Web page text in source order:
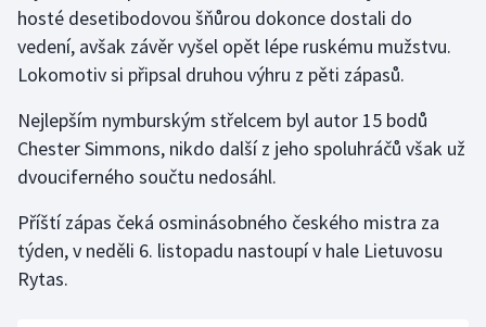
Futsal
Golf
Gymnastika
Házená
Jezdectví
Judo
hosté desetibodovou šňůrou dokonce dostali do
vedení, avšak závěr vyšel opět lépe ruskému mužstvu.
Lokomotiv si připsal druhou výhru z pěti zápasů.
Nejlepším nymburským střelcem byl autor 15 bodů
Chester Simmons, nikdo další z jeho spoluhráčů však už
dvouciferného součtu nedosáhl.
Příští zápas čeká osminásobného českého mistra za
týden, v neděli 6. listopadu nastoupí v hale Lietuvosu
Rytas.